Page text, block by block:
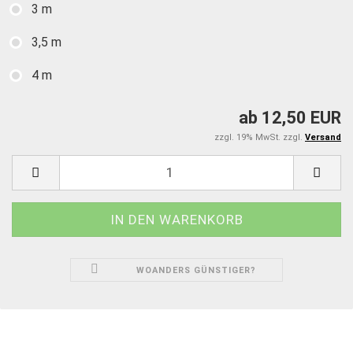
3 m
3,5 m
4 m
ab 12,50 EUR
zzgl. 19% MwSt. zzgl. Versand
WOANDERS GÜNSTIGER?